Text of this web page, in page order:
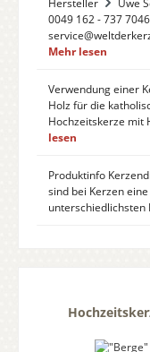
0049 162 - 737
Mehr lesen
Verwendung einer
Holz für die
Hochzeitskerze mit
lesen
Produktinfo
sind bei Kerzen
unterschiedlichsten
Produktgalerie